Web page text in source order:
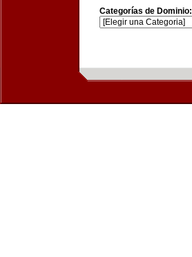
Categorías de Dominio: